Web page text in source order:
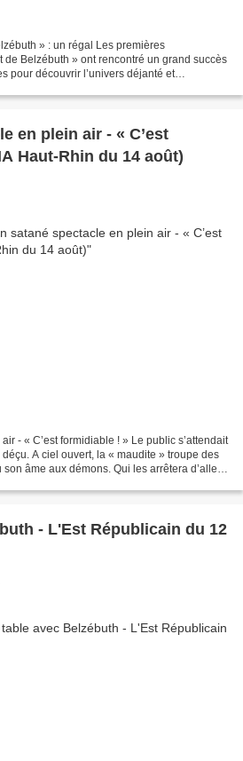
» : un régal Les premières
Belzébuth » ont rencontré un grand succès
pour découvrir l’univers déjanté et
en plein air - « C’est
Haut-Rhin du 14 août)
- « C’est formidiable ! » Le public s’attendait
déçu. A ciel ouvert, la « maudite » troupe des
âme aux démons. Qui les arrêtera d’aller
- L'Est Républicain du 12